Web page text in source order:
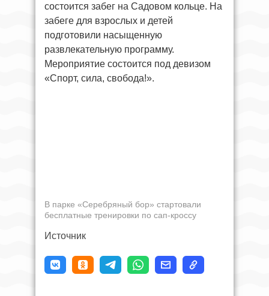
состоится забег на Садовом кольце. На
забеге для взрослых и детей
подготовили насыщенную
развлекательную программу.
Мероприятие состоится под девизом
«Спорт, сила, свобода!».
В парке «Серебряный бор» стартовали
бесплатные тренировки по сап-кроссу
Источник